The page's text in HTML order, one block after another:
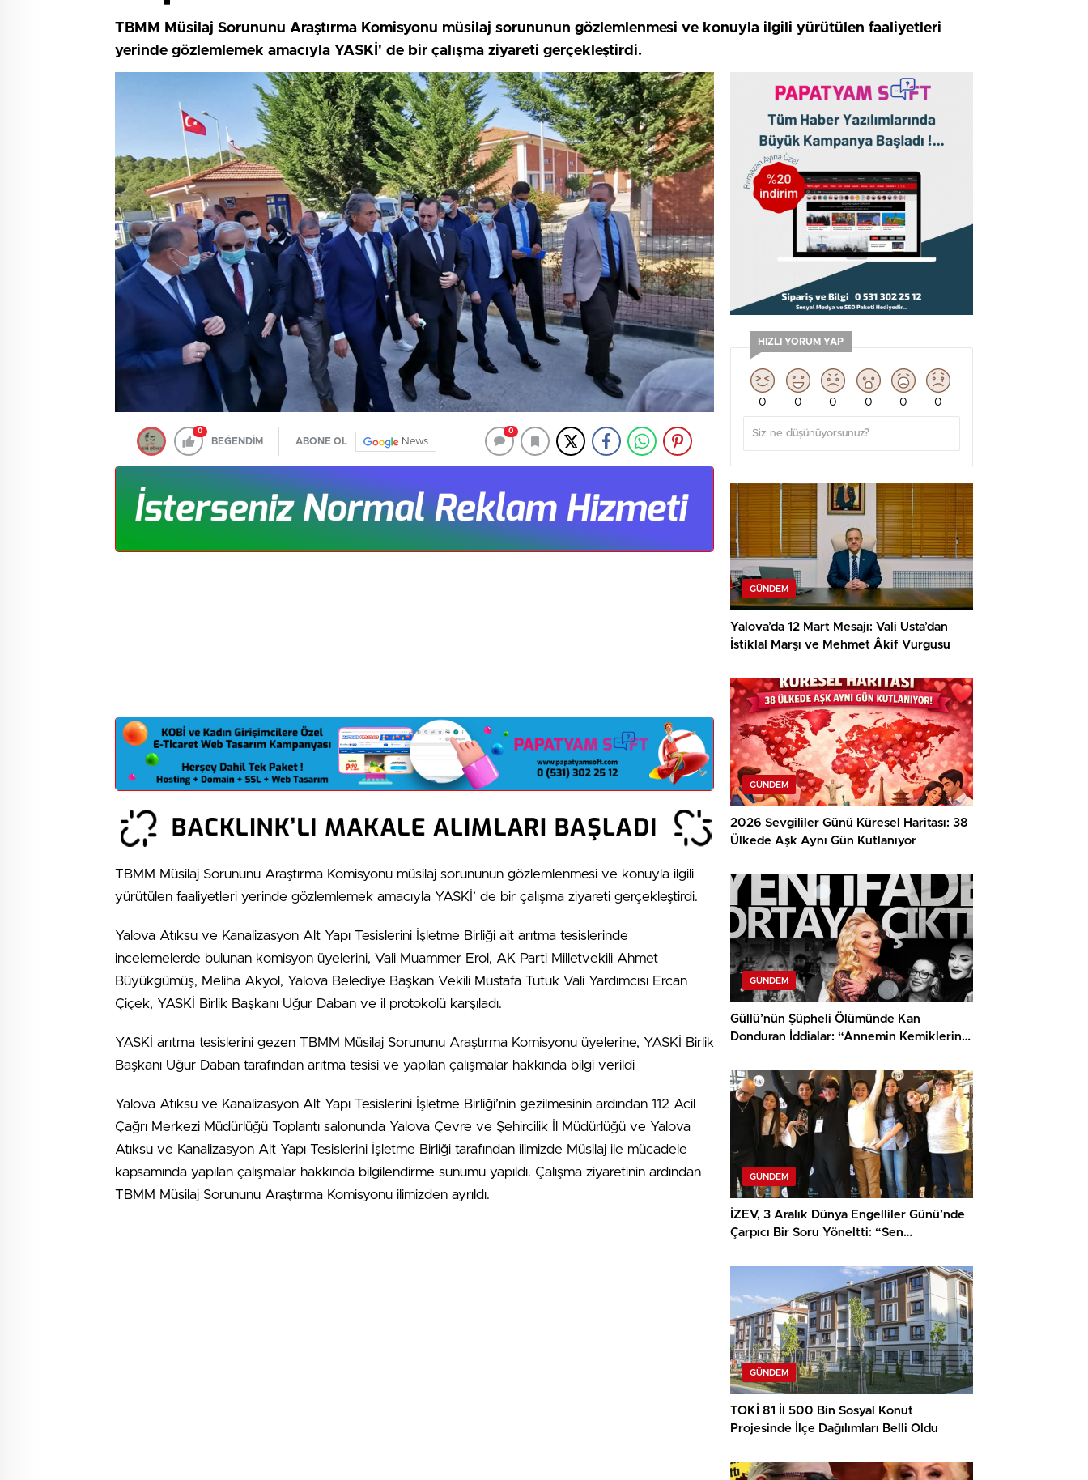
TBMM Müsilaj Sorununu Araştırma Komisyonu müsilaj sorununun gözlemlenmesi ve konuyla ilgili yürütülen faaliyetleri
yerinde gözlemlemek amacıyla YASKİ' de bir çalışma ziyareti gerçekleştirdi.
0
BEĞENDİM ABONE OL News
0
TBMM Müsilaj Sorununu Araştırma Komisyonu müsilaj sorununun gözlemlenmesi ve konuyla ilgili
yürütülen faaliyetleri yerinde gözlemlemek amacıyla YASKİ’ de bir çalışma ziyareti gerçekleştirdi.
Yalova Atıksu ve Kanalizasyon Alt Yapı Tesislerini İşletme Birliği ait arıtma tesislerinde
incelemelerde bulunan komisyon üyelerini, Vali Muammer Erol, AK Parti Milletvekili Ahmet
Büyükgümüş, Meliha Akyol, Yalova Belediye Başkan Vekili Mustafa Tutuk Vali Yardımcısı Ercan
Çiçek, YASKİ Birlik Başkanı Uğur Daban ve il protokolü karşıladı.
YASKİ arıtma tesislerini gezen TBMM Müsilaj Sorununu Araştırma Komisyonu üyelerine, YASKİ Birlik
Başkanı Uğur Daban tarafından arıtma tesisi ve yapılan çalışmalar hakkında bilgi verildi
Yalova Atıksu ve Kanalizasyon Alt Yapı Tesislerini İşletme Birliği’nin gezilmesinin ardından 112 Acil
Çağrı Merkezi Müdürlüğü Toplantı salonunda Yalova Çevre ve Şehircilik İl Müdürlüğü ve Yalova
Atıksu ve Kanalizasyon Alt Yapı Tesislerini İşletme Birliği tarafından ilimizde Müsilaj ile mücadele
kapsamında yapılan çalışmalar hakkında bilgilendirme sunumu yapıldı. Çalışma ziyaretinin ardından
TBMM Müsilaj Sorununu Araştırma Komisyonu ilimizden ayrıldı.
HIZLI YORUM YAP
0 0 0 0 0 0
GÜNDEM
Yalova’da 12 Mart Mesajı: Vali Usta’dan
İstiklal Marşı ve Mehmet Âkif Vurgusu
GÜNDEM
2026 Sevgililer Günü Küresel Haritası: 38
Ülkede Aşk Aynı Gün Kutlanıyor
GÜNDEM
Güllü’nün Şüpheli Ölümünde Kan
Donduran İddialar: “Annemin Kemiklerini
GÜNDEM
İZEV, 3 Aralık Dünya Engelliler Günü’nde
Çarpıcı Bir Soru Yöneltti: “Sen
GÜNDEM
TOKİ 81 İl 500 Bin Sosyal Konut
Projesinde İlçe Dağılımları Belli Oldu